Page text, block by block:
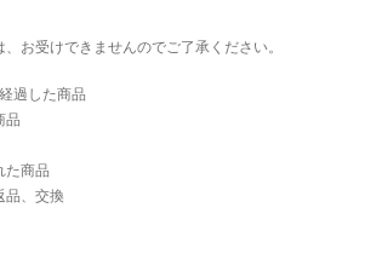
お受けできませんのでご了承ください。
過した商品
品
た商品
品、交換